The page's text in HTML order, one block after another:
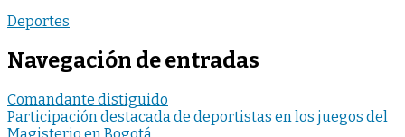
Deportes
Navegación de entradas
Comandante distiguido
Participación destacada de deportistas en los juegos del